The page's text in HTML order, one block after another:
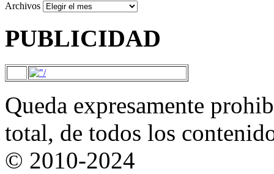
Archivos
PUBLICIDAD
Queda expresamente
total, de todos los
© 2010-2024